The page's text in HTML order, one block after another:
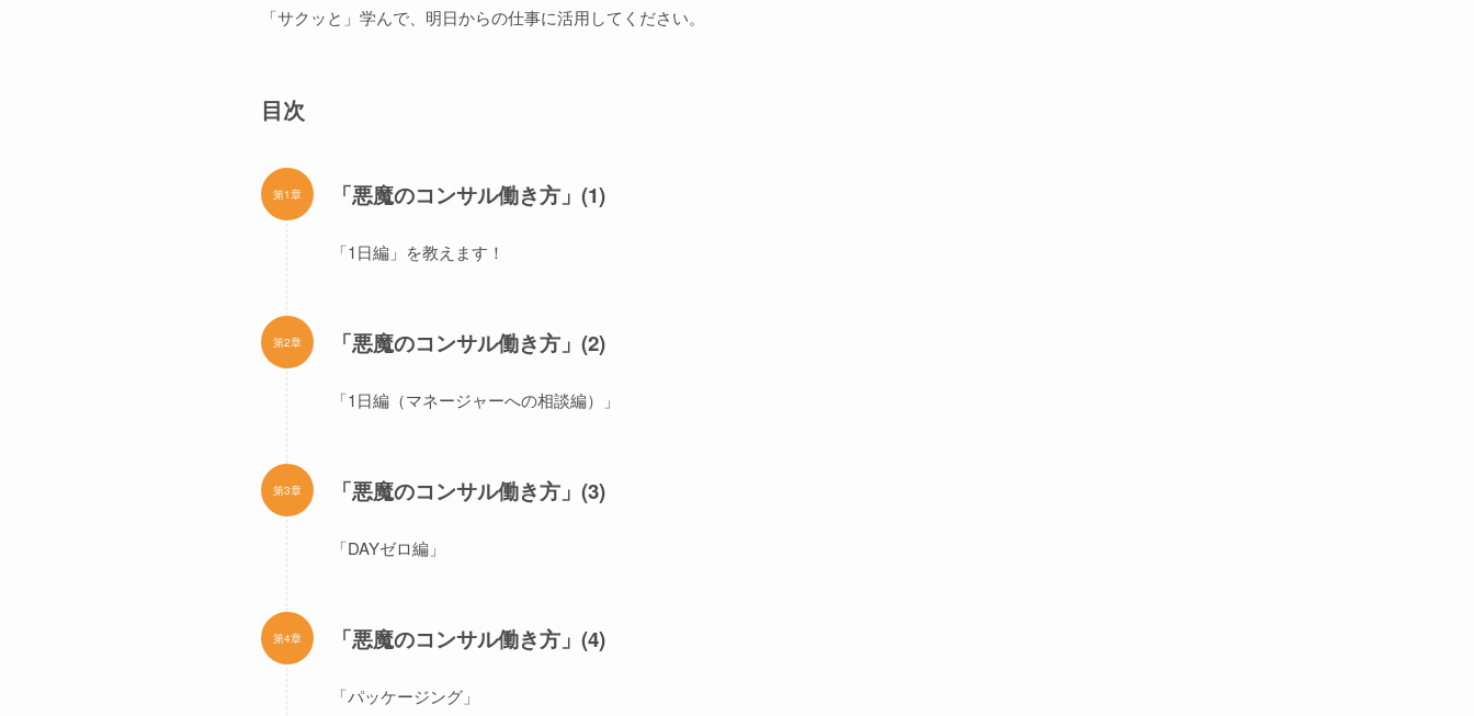
「サクッと」学んで、明日からの仕事に活用してください。
目次
第1章 「悪魔のコンサル働き方」(1)
「1日編」を教えます！
第2章 「悪魔のコンサル働き方」(2)
「1日編（マネージャーへの相談編）」
第3章 「悪魔のコンサル働き方」(3)
「DAYゼロ編」
第4章 「悪魔のコンサル働き方」(4)
「パッケージング」